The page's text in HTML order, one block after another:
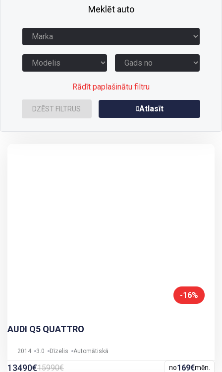
Meklēt auto
Rādīt paplašinātu filtru
DZĒST FILTRUS Atlasīt
-16%
AUDI Q5 QUATTRO
2014 3.0 Dīzelis Automātiskā
13490€15990€ no169€mēn.